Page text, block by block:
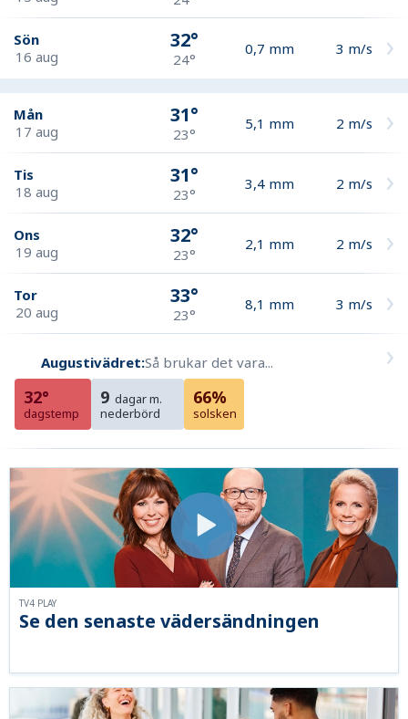
Sön
16 aug
32°
24°
0,7 mm 3 m/s
Mån
17 aug
31°
23°
5,1 mm 2 m/s
Tis
18 aug
31°
23°
3,4 mm 2 m/s
Ons
19 aug
32°
23°
2,1 mm 2 m/s
Tor
20 aug
33°
23°
8,1 mm 3 m/s
Augustivädret:Så brukar det vara...
32°
dagstemp
9 dagar m.
nederbörd
66%
solsken
Se den senaste vädersändningen
TV4 PLAY